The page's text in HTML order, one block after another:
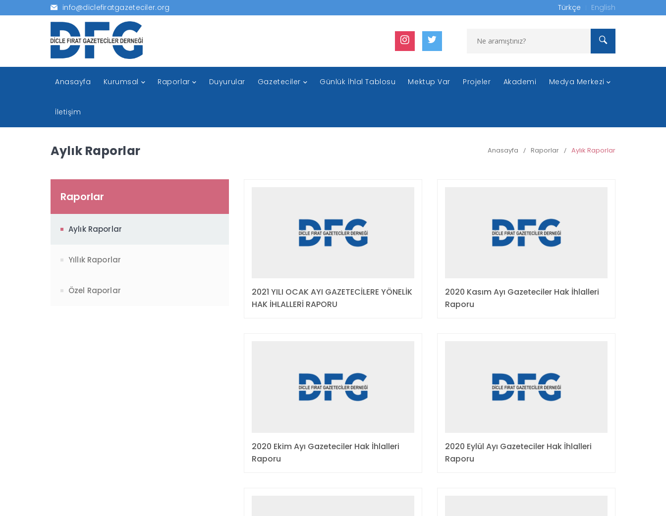
info@diclefiratgazeteciler.org Türkçe English
Anasayfa Kurumsal Raporlar Duyurular Gazeteciler Günlük İhlal Tablosu Mektup Var Projeler Akademi Medya Merkezi
İletişim
Aylık Raporlar Anasayfa / Raporlar / Aylık Raporlar
Raporlar
Aylık Raporlar
Yıllık Raporlar
Özel Raporlar
2021 YILI OCAK AYI GAZETECİLERE YÖNELİK
HAK İHLALLERİ RAPORU
2020 Kasım Ayı Gazeteciler Hak İhlalleri
Raporu
2020 Ekim Ayı Gazeteciler Hak İhlalleri
Raporu
2020 Eylül Ayı Gazeteciler Hak İhlalleri
Raporu